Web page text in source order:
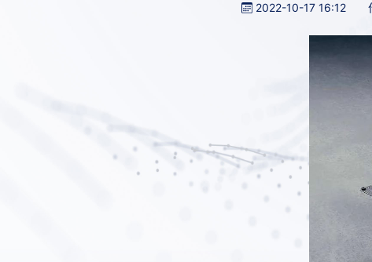
2022-10-17 16:12